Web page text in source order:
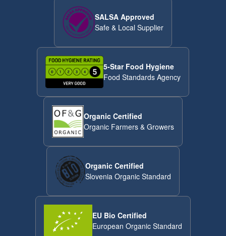
SALSA Approved
Safe & Local Supplier
5-Star Food Hygiene
Food Standards Agency
Organic Certified
Organic Farmers & Growers
Organic Certified
Slovenia Organic Standard
EU Bio Certified
European Organic Standard